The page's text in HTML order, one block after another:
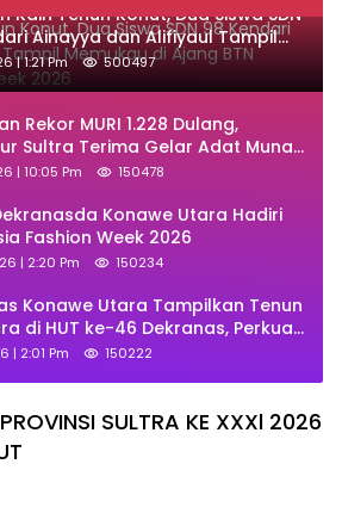
Kain Tenun Konut, Dua Siswa SDN
Ainayya dan Alifiyaul Tampil
di Ajang BTN Indonesia Fashion
| 1:21 Pm 500497
Rekor MURI 1.228 Dulang,
Sultra Terima Gelar Adat Muna
KKMM Bersinergi
| 10:05 Pm 150478
Konawe Utara Hadiri
Fashion Week 2026
| 2:20 Pm 150234
Konawe Utara Tampilkan Tenun
di HUT ke-46 Dekranas, Perkuat
UMKM Daerah
| 2:01 Pm 150222
SULTRA KE XXXl 2026